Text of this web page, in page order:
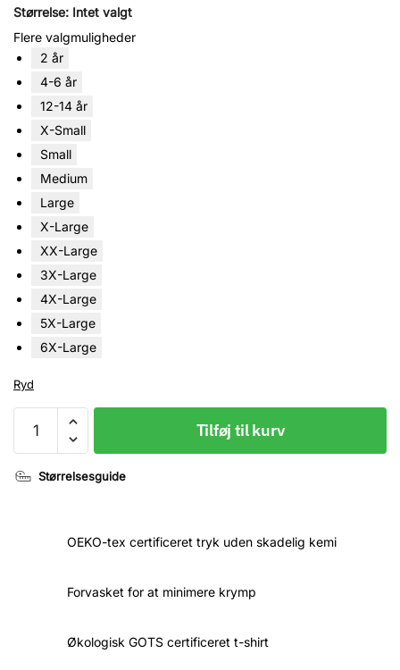
Størrelse: Intet valgt
Flere valgmuligheder
2 år
4-6 år
12-14 år
X-Small
Small
Medium
Large
X-Large
XX-Large
3X-Large
4X-Large
5X-Large
6X-Large
Ryd
shirt,
Palæstina,
Palestine,
Solidaritet
Tilføj til kurv
Størrelsesguide
OEKO-tex certificeret tryk uden skadelig kemi
Forvasket for at minimere krymp
Økologisk GOTS certificeret t-shirt